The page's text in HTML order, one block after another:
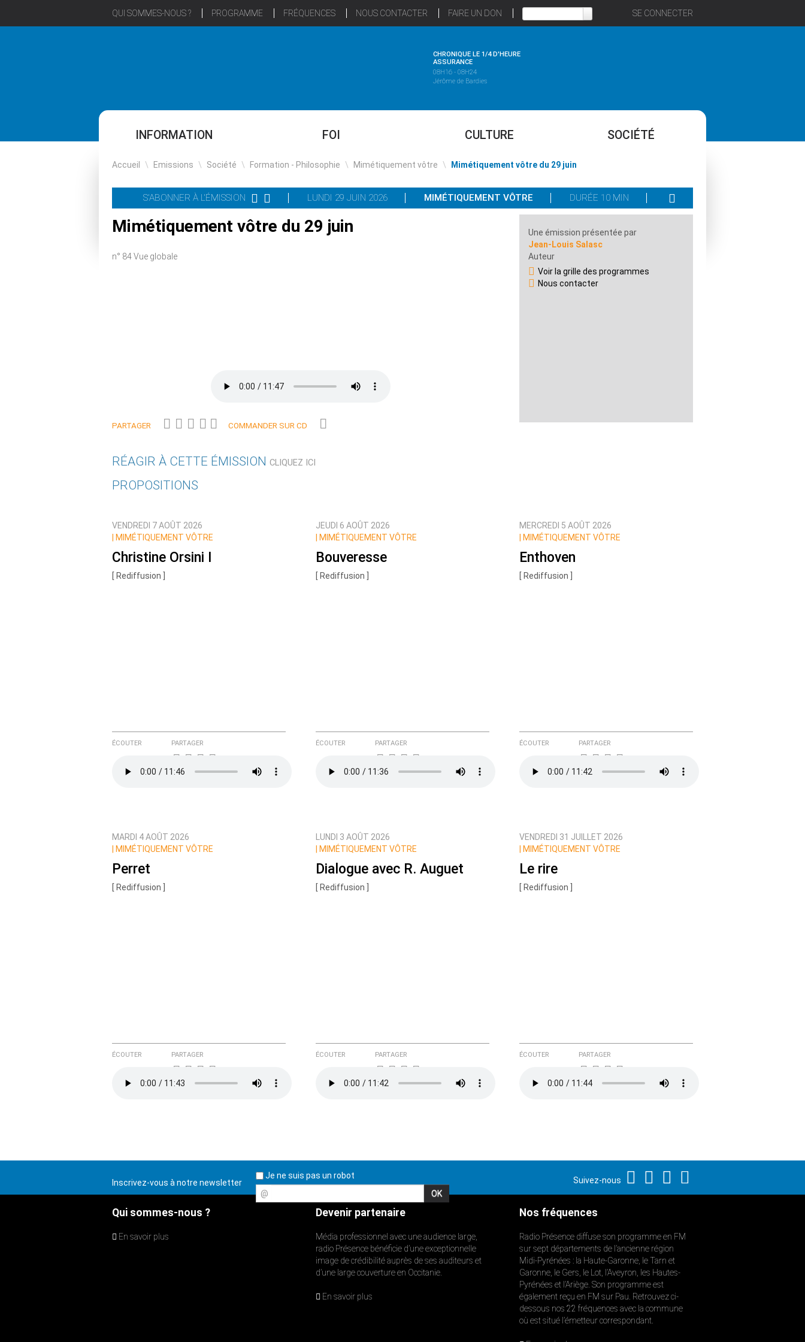
QUI SOMMES-NOUS ? PROGRAMME FRÉQUENCES NOUS CONTACTER FAIRE UN DON SE CONNECTER
CHRONIQUE LE 1/4 D'HEURE
ASSURANCE
08H16 - 08H24
Jérôme de Bardies
INFORMATION FOI CULTURE SOCIÉTÉ
Accueil \ Emissions \ Société \ Formation - Philosophie \ Mimétiquement vôtre \ Mimétiquement vôtre du 29 juin
S'ABONNER À L'ÉMISSION LUNDI 29 JUIN 2026 MIMÉTIQUEMENT VÔTRE DURÉE 10 MIN
Mimétiquement vôtre du 29 juin
n° 84 Vue globale
PARTAGER COMMANDER SUR CD
Une émission présentée par
Jean-Louis Salasc
Auteur
Voir la grille des programmes
Nous contacter
RÉAGIR À CETTE ÉMISSION CLIQUEZ ICI
Nom
Courriel (non publié)
Prévenez-moi de tous les nouveaux commentaires de cette discussion par email
PROPOSITIONS
VENDREDI 7 AOÛT 2026
MIMÉTIQUEMENT VÔTRE
Christine Orsini I
[ Rediffusion ]
ÉCOUTER PARTAGER
JEUDI 6 AOÛT 2026
MIMÉTIQUEMENT VÔTRE
Bouveresse
[ Rediffusion ]
ÉCOUTER PARTAGER
MERCREDI 5 AOÛT 2026
MIMÉTIQUEMENT VÔTRE
Enthoven
[ Rediffusion ]
ÉCOUTER PARTAGER
MARDI 4 AOÛT 2026
MIMÉTIQUEMENT VÔTRE
Perret
[ Rediffusion ]
ÉCOUTER PARTAGER
LUNDI 3 AOÛT 2026
MIMÉTIQUEMENT VÔTRE
Dialogue avec R. Auguet
[ Rediffusion ]
ÉCOUTER PARTAGER
VENDREDI 31 JUILLET 2026
MIMÉTIQUEMENT VÔTRE
Le rire
[ Rediffusion ]
ÉCOUTER PARTAGER
Inscrivez-vous à notre newsletter
Je ne suis pas un robot
@
Suivez-nous
Qui sommes-nous ?
En savoir plus
Devenir partenaire
Média professionnel avec une audience large,
radio Présence bénéficie d’une exceptionnelle
image de crédibilité auprès de ses auditeurs et
d’une large couverture en Occitanie.
En savoir plus
Nos fréquences
Radio Présence diffuse son programme en FM
sur sept départements de l’ancienne région
Midi-Pyrénées : la Haute-Garonne, le Tarn et
Garonne, le Gers, le Lot, l’Aveyron, les Hautes-
Pyrénées et l’Ariège. Son programme est
également reçu en FM sur Pau. Retrouvez ci-
dessous nos 22 fréquences avec la commune
où est situé l’émetteur correspondant.